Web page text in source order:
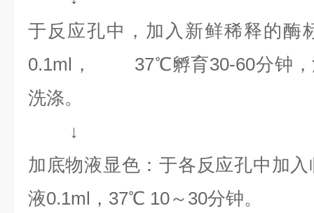
于反应孔中，加入新鲜稀释的酶
0.1ml， 37℃孵育30-60分钟，
洗涤。
↓
加底物液显色：于各反应孔中加
液0.1ml，37℃ 10～30分钟。